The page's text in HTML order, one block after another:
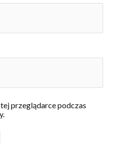
przeglądarce podczas